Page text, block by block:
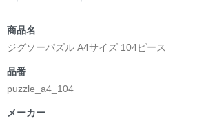
英語版: https://amzn.asia/d/8u7Cebe
＿＿＿＿＿＿＿＿＿＿＿＿＿＿＿＿＿＿＿＿
＜著者: 絵本/挿画作成＞ 凛々風 猛 -リリカゼ
日本語版: https://amzn.asia/d/8oNk92Q
商品名
ジグソーパズル A4サイズ 104ピース
品番
puzzle_a4_104
メーカー